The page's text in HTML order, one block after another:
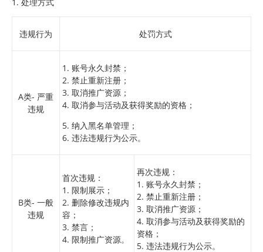
违规行为 处罚方式
A类- 严重
违规
1. 账号永久封禁；
2. 禁止重新注册；
3. 取消推广资源；
4. 取消参与活动及获得奖励的资格；
5. 纳入黑名单管理；
6. 违法违规行为公示。
B类- 一般
违规
首次违规：
1. 限制展示；
2. 删除修改违规内
容；
3. 禁言；
4. 限制推广资源。
再次违规：
1. 账号永久封禁；
2. 禁止重新注册；
3. 取消推广资源；
4. 取消参与活动及获得奖励的
资格；
5. 违法违规行为公示。